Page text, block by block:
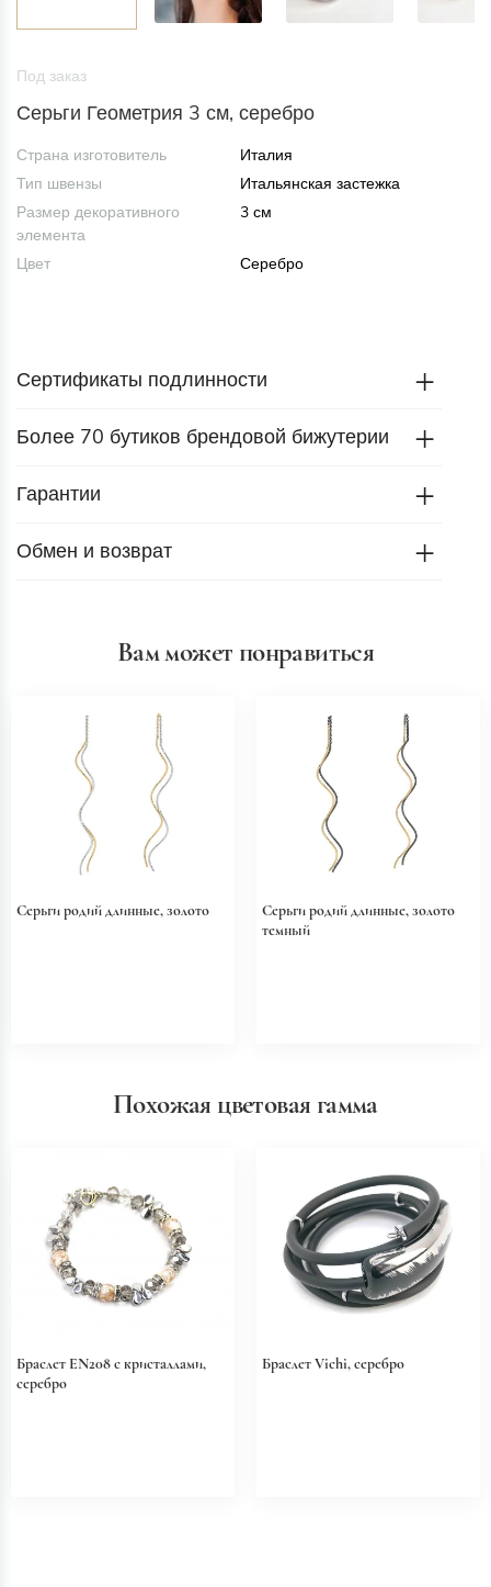
Под заказ
Серьги Геометрия 3 см, серебро
Страна изготовитель
Италия
Тип швензы
Итальянская застежка
Размер декоративного
элемента
3 см
Цвет Серебро
Сертификаты подлинности
Более 70 бутиков брендовой бижутерии
Гарантии
Обмен и возврат
Вам может понравиться
Серьги родий длинные, золото
Серьги родий длинные, золото
темный
Похожая цветовая гамма
Браслет EN208 с кристаллами,
серебро
Браслет Vichi, серебро